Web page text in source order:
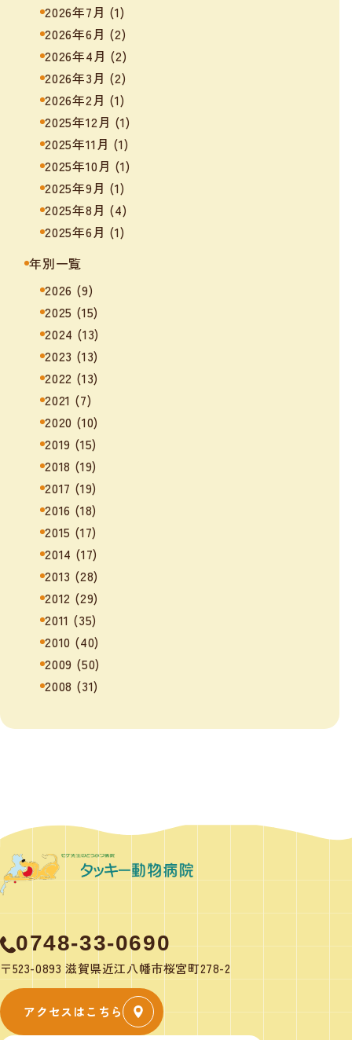
2026年7月 (1)
2026年6月 (2)
2026年4月 (2)
2026年3月 (2)
2026年2月 (1)
2025年12月 (1)
2025年11月 (1)
2025年10月 (1)
2025年9月 (1)
2025年8月 (4)
2025年6月 (1)
年別一覧
2026 (9)
2025 (15)
2024 (13)
2023 (13)
2022 (13)
2021 (7)
2020 (10)
2019 (15)
2018 (19)
2017 (19)
2016 (18)
2015 (17)
2014 (17)
2013 (28)
2012 (29)
2011 (35)
2010 (40)
2009 (50)
2008 (31)
0748-33-0690
〒523-0893 滋賀県近江八幡市桜宮町278-2
アクセスはこちら